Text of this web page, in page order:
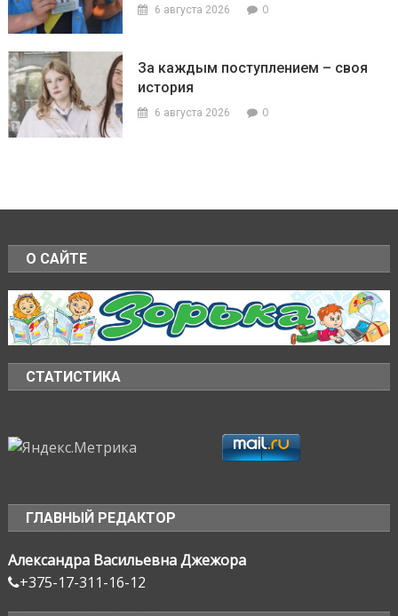
6 августа 2026 0
За каждым поступлением – своя
история
6 августа 2026 0
О САЙТЕ
СТАТИСТИКА
ГЛАВНЫЙ РЕДАКТОР
Александра Васильевна Джежора
+375-17-311-16-12